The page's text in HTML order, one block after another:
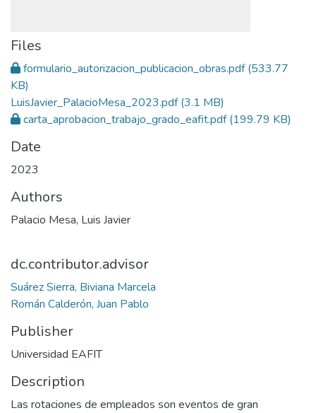
Files
formulario_autorizacion_publicacion_obras.pdf(533.77
KB)
LuisJavier_PalacioMesa_2023.pdf(3.1 MB)
carta_aprobacion_trabajo_grado_eafit.pdf(199.79 KB)
Date
2023
Authors
Palacio Mesa, Luis Javier
dc.contributor.advisor
Suárez Sierra, Biviana Marcela
Román Calderón, Juan Pablo
Publisher
Universidad EAFIT
Description
Las rotaciones de empleados son eventos de gran